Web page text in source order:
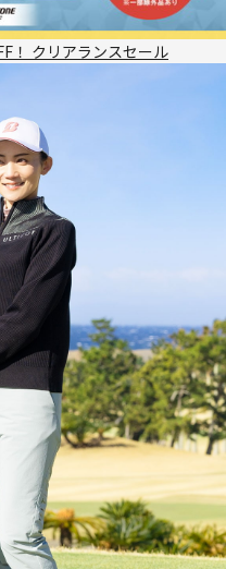
！ クリアランスセール